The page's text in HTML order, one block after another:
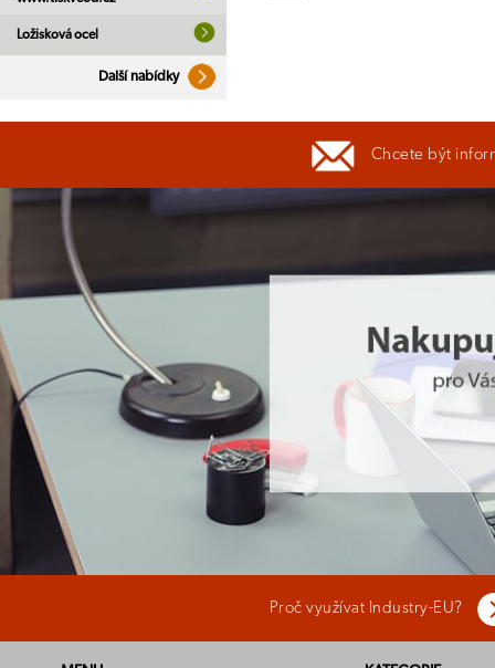
Ložisková ocel
Další nabídky
Chcete být
Proč využívat Industry-EU?